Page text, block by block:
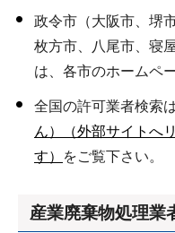
政令市（大阪市、堺
枚方市、八尾市、寝
は、各市のホームペ
全国の許可業者検索は
ん）（外部サイトへ
す）
をご覧下さい。
産業廃棄物処理業